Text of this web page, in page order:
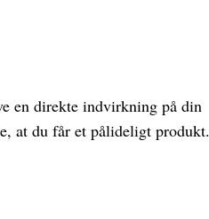
en direkte indvirkning på din
at du får et pålideligt produkt.